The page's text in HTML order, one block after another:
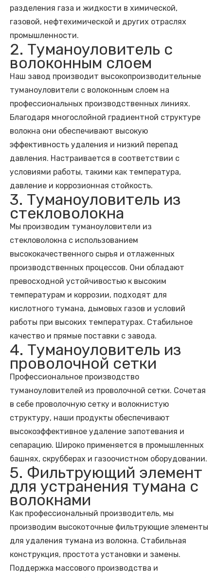
разделения газа и жидкости в химической,
газовой, нефтехимической и других отраслях
промышленности.
2. Туманоуловитель с
волоконным слоем
Наш завод производит высокопроизводительные
туманоуловители с волоконным слоем на
профессиональных производственных линиях.
Благодаря многослойной градиентной структуре
волокна они обеспечивают высокую
эффективность удаления и низкий перепад
давления. Настраивается в соответствии с
условиями работы, такими как температура,
давление и коррозионная стойкость.
3. Туманоуловитель из
стекловолокна
Мы производим туманоуловители из
стекловолокна с использованием
высококачественного сырья и отлаженных
производственных процессов. Они обладают
превосходной устойчивостью к высоким
температурам и коррозии, подходят для
кислотного тумана, дымовых газов и условий
работы при высоких температурах. Стабильное
качество и прямые поставки с завода.
4. Туманоуловитель из
проволочной сетки
Профессиональное производство
туманоуловителей из проволочной сетки. Сочетая
в себе проволочную сетку и волокнистую
структуру, наши продукты обеспечивают
высокоэффективное удаление запотевания и
сепарацию. Широко применяется в промышленных
башнях, скрубберах и газоочистном оборудовании.
5. Фильтрующий элемент
для устранения тумана с
волокнами
Как профессиональный производитель, мы
производим высокоточные фильтрующие элементы
для удаления тумана из волокна. Стабильная
конструкция, простота установки и замены.
Поддержка массового производства и